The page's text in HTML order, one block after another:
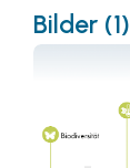
Bilder (1)